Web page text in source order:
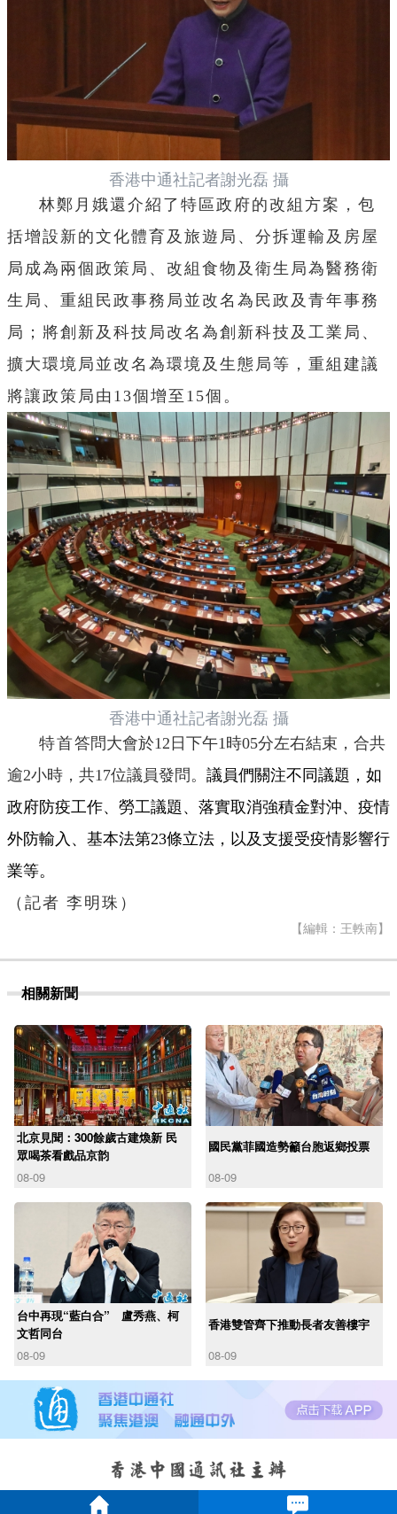
香港中通社記者謝光磊 攝
林鄭月娥還介紹了特區政府的改組方案， 包
括增設新的文化體育及旅遊局、 分拆運輸及房屋
局成為兩個政策局、 改組食物及衛生局為醫務衛
生局、 重組民政事務局並改名為民政及青年事務
局； 將創新及科技局改名為創新科技及工業局、
擴大環境局並改名為環境及生態局等， 重組建議
將讓政策局由13個增至15個。
香港中通社記者謝光磊 攝
特首答問大會於12日下午1時05分左右結束，合共
逾2小時，共17位議員發問。 議員們關注不同議題，如
政府防疫工作、勞工議題、落實取消強積金對沖、疫情
外防輸入、基本法第23條立法，以及支援受疫情影響行
業等。
（記者 李明珠）
【編輯：王軼南】
相關新聞
北京見聞：300餘歲古建煥新 民
眾喝茶看戲品京韵
08-09
國民黨菲國造勢籲台胞返鄉投票
08-09
台中再現“藍白合” 盧秀燕、柯
文哲同台
08-09
香港雙管齊下推動長者友善樓宇
08-09